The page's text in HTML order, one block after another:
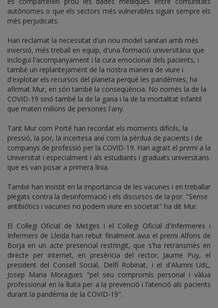
autònomes o que els sectors més vulnerables siguin sempre els
més perjudicats.
Han reclamat la necessitat d'un nou model sanitari amb més
inversió, més treball en equip, d'una formació universitària que
inclogui l'acompanyament i la cura emocional dels pacients, i
també un replantejament de la nostra manera de viure i
d'explotar els recursos del planeta perquè les pandèmies, ha
afirmat Mur, en són també la conseqüència. No només la de la
COVID-19 sinó també la de la gana i la de la mortalitat infantil
que maten milions de persones l'any.
Tant Mur com Porté han recordat els moments difícils, la
pressió, la por, la incertesa així com la pèrdua de pacients i de
companys de professió per la COVID-19. Han agraït el premi a la
Universitat i especialment i als estudiants i graduats universitaris
que es van posar a primera línia.
També han insistit en la importància de les vacunes i en treballar
plegats contra la desinformació i els discursos de la por. "Sense
antibiòtics i vacunes no podem viure en societat" ha dit Mur.
El Col·legi Oficial de Metges i el Col·legi Oficial d'Infermeres i
Infermers de Lleida han rebut finalment avui el premi Alfons de
Borja en un acte presencial restringit, que s'ha retransmès en
directe per internet, en presència del rector, Jaume Puy, el
president del Consell Social, Delfí Robinat, i el d'Alumni UdL,
Josep Maria Moragues "pel seu compromís personal i vàlua
professional en la lluita per a la prevenció i l’atenció als pacients
durant la pandèmia de la COVID-19".